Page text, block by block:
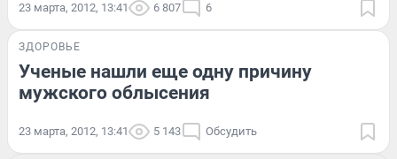
23 марта, 2012, 13:41 6 807 6
ЗДОРОВЬЕ
Ученые нашли еще одну причину
мужского облысения
23 марта, 2012, 13:41 5 143 Обсудить